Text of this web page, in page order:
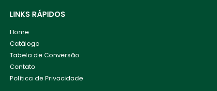
LINKS RÁPIDOS
Home
Catálogo
Tabela de Conversão
Contato
Política de Privacidade